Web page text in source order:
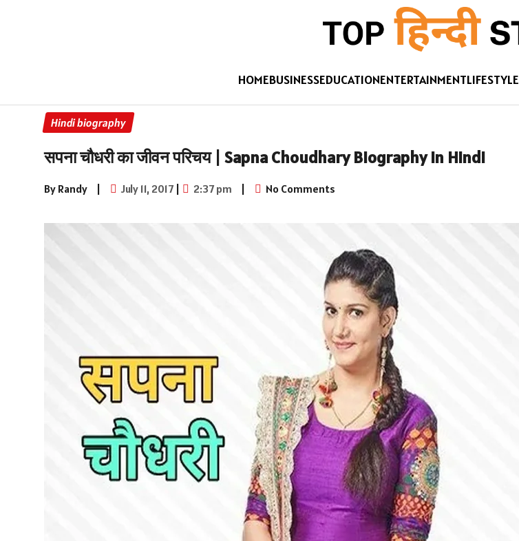
HOMEBUSINESSEDUCATIONENTERTAINMENTLIFESTYLE
Hindi biography
सपना चौधरी का जीवन परिचय | Sapna Choudhary Biography in Hindi
By Randy | July 11, 2017| 2:37 pm | No Comments